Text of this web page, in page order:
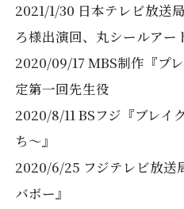
2021/1/30 日本テレビ放送
ろ様出演回、丸シールアー
2020/09/17 MBS制作『プ
定第一回先生役
2020/8/11 BSフジ『ブレイ
ち〜』
2020/6/25 フジテレビ放送
バボー』